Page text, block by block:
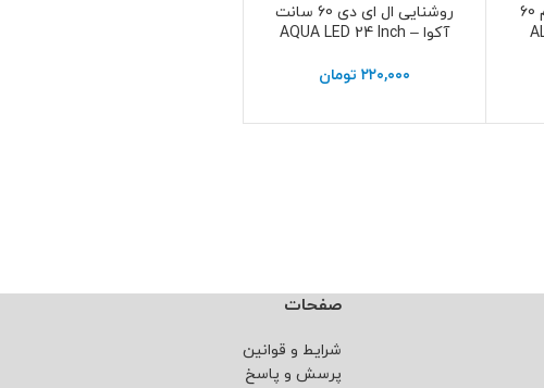
لامپ ال ای دی آکواریوم 60
اطلاعات بیشتر
روشنایی ال ای دی 60 سانت
آکوا – AQUA LED 24 Inch
۲۲۰,۰۰۰ تومان
صفحات
شرایط و قوانین
پرسش و پاسخ